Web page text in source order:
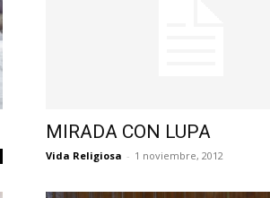
MIRADA CON LUPA
Vida Religiosa - 1 noviembre, 2012